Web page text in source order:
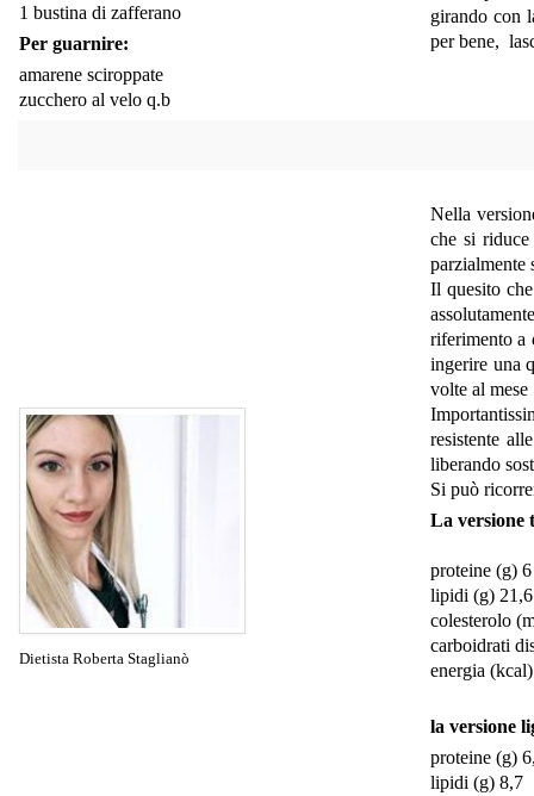
1 bustina di zafferano
Per guarnire:
amarene sciroppate
zucchero al velo q.b
girando con
per bene,
Dietista Roberta Staglianò
Nella
che si
parzialmente
Il quesito
riferimento a
ingerire una
volte al
resistente
liberando
Si può
La versione
proteine (g) 6
lipidi (g) 21,6
colesterolo
carboidrati
energia
la versione
proteine (g)
lipidi (g) 8,7